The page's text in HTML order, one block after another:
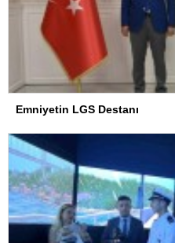
Emniyetin LGS Destanı